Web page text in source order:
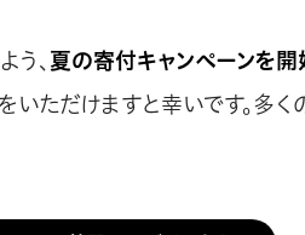
、夏の寄付キャンペーンを開
いただけますと幸いです。多